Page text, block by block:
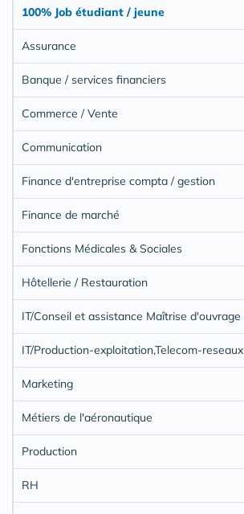
100% Job étudiant / jeune
Assurance
Banque / services financiers
Commerce / Vente
Communication
Finance d'entreprise compta / gestion
Finance de marché
Fonctions Médicales & Sociales
Hôtellerie / Restauration
IT/Conseil et assistance Maîtrise d'ouvrage
IT/Production-exploitation,Telecom-reseaux
Marketing
Métiers de l'aéronautique
Production
RH